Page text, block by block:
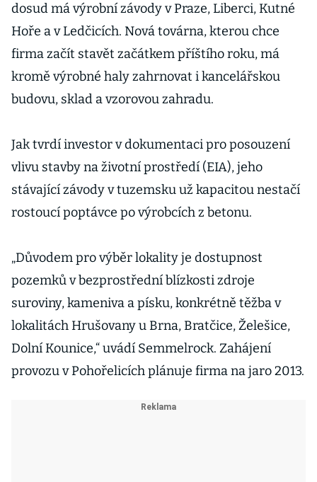
dosud má výrobní závody v Praze, Liberci, Kutné
Hoře a v Ledčicích. Nová továrna, kterou chce
firma začít stavět začátkem příštího roku, má
kromě výrobné haly zahrnovat i kancelářskou
budovu, sklad a vzorovou zahradu.
Jak tvrdí investor v dokumentaci pro posouzení
vlivu stavby na životní prostředí (EIA), jeho
stávající závody v tuzemsku už kapacitou nestačí
rostoucí poptávce po výrobcích z betonu.
„Důvodem pro výběr lokality je dostupnost
pozemků v bezprostřední blízkosti zdroje
suroviny, kameniva a písku, konkrétně těžba v
lokalitách Hrušovany u Brna, Bratčice, Želešice,
Dolní Kounice,“ uvádí Semmelrock. Zahájení
provozu v Pohořelicích plánuje firma na jaro 2013.